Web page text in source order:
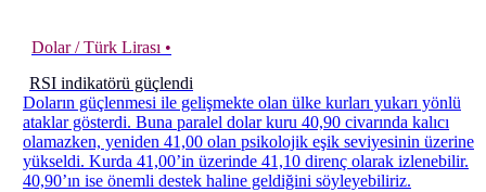
Dolar / Türk Lirası •
RSI indikatörü güçlendi
Doların güçlenmesi ile gelişmekte olan ülke kurları yukarı yönlü
ataklar gösterdi. Buna paralel dolar kuru 40,90 civarında kalıcı
olamazken, yeniden 41,00 olan psikolojik eşik seviyesinin üzerine
yükseldi. Kurda 41,00’in üzerinde 41,10 direnç olarak izlenebilir.
40,90’ın ise önemli destek haline geldiğini söyleyebiliriz.